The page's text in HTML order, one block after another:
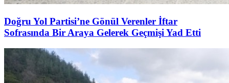
Doğru Yol Partisi’ne Gönül Verenler İftar
Sofrasında Bir Araya Gelerek Geçmişi Yad Etti